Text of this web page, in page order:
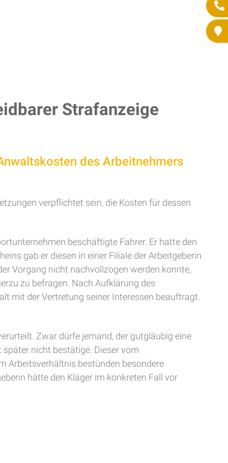
Strafanzeige
des Arbeitnehmers
verpflichtet sein, die Kosten für dessen
beschäftigte Fahrer. Er hatte den
gab er diesen in einer Filiale der Arbeitgeberin
Vorgang nicht nachvollzogen werden konnte,
zu befragen. Nach Aufklärung des
mit der Vertretung seiner Interessen beauftragt.
Zwar dürfe jemand, der gutgläubig eine
nicht bestätige. Dieser vom
Arbeitsverhältnis bestünden besondere
hätte den Kläger im konkreten Fall vor